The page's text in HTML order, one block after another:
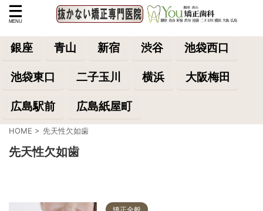
銀座 青山 新宿 渋谷 池袋西口
池袋東口 二子玉川 横浜 大阪梅田
広島駅前 広島紙屋町
HOME > 先天性欠如歯
先天性欠如歯